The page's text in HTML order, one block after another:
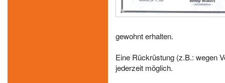
gewohnt erhalten.
Eine Rückrüstung (z.B.: wegen
jederzeit möglich.